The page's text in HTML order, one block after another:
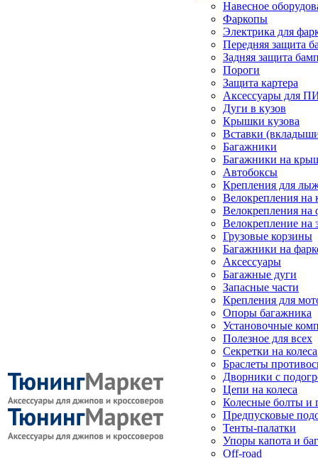
Навесное
Фаркопы
Электрика для
Передняя защита
Задняя защита
Пороги
Защита картера
Аксессуары для
Дуги в кузов
Крышки кузова
Вставки
Багажники
Багажники на
Автобоксы
Крепления для
Велокрепления
Велокрепления на
Велокрепление на
Грузовые корзины
Багажники на
Аксессуары
Багажные дуги
Запасные части
Крепления для
Опоры багажника
Установочные
Полезное для всех
Секретки на колеса
Браслеты
Дворники с
Цепи на колеса
Колесные болты и
Предпусковые
Тенты-палатки
Упоры капота и
Off-road